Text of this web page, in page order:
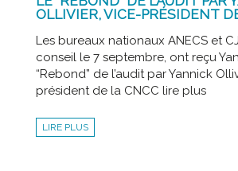
OLLIVIER, VICE-PRÉSIDENT
Les bureaux nationaux ANECS et
conseil le 7 septembre, ont reçu
“Rebond” de l’audit par Yannick
président de la CNCC lire plus
LIRE PLUS